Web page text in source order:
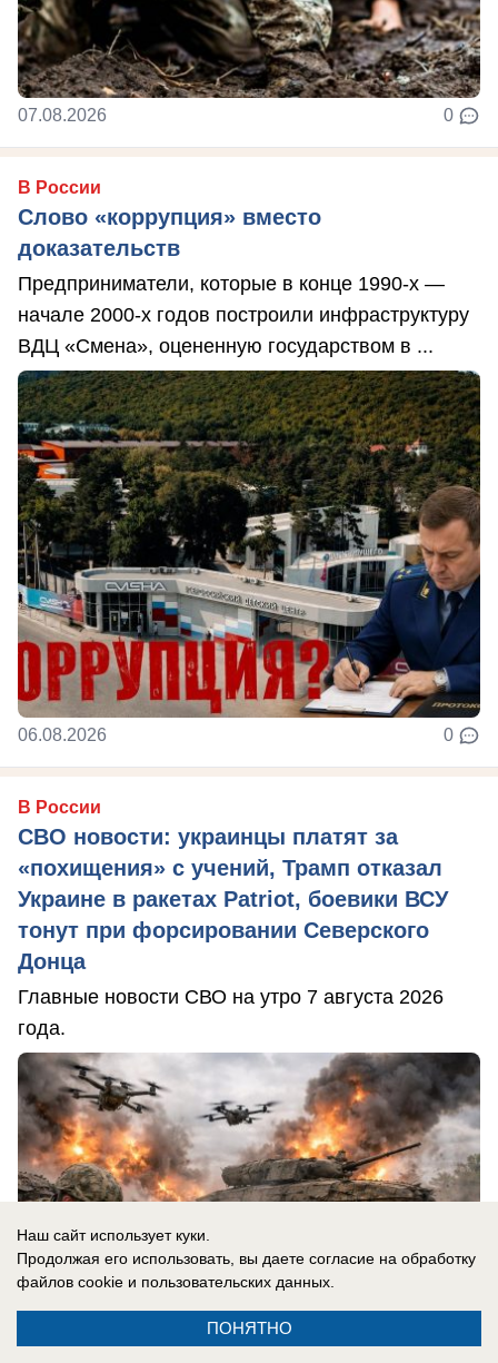
07.08.2026 0
В России
Слово «коррупция» вместо
доказательств
Предприниматели, которые в конце 1990-х —
начале 2000-х годов построили инфраструктуру
ВДЦ «Смена», оцененную государством в ...
06.08.2026 0
В России
СВО новости: украинцы платят за
«похищения» с учений, Трамп отказал
Украине в ракетах Patriot, боевики ВСУ
тонут при форсировании Северского
Донца
Главные новости СВО на утро 7 августа 2026
года.
Наш сайт использует куки.
Продолжая его использовать, вы даете согласие на обработку
файлов cookie и пользовательских данных.
ПОНЯТНО